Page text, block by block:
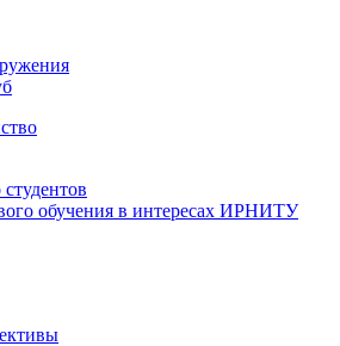
обучения в интересах ИРНИТУ